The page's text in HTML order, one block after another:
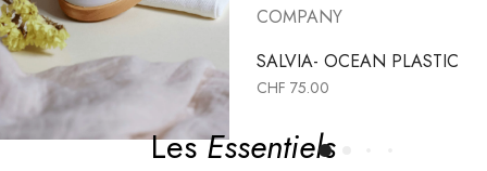
SAFE-LE PRÉSERVATIF
CHF18.00
COMPANY
SALVIA- OCEAN PLASTIC
CHF 75.00
LesEssentiels